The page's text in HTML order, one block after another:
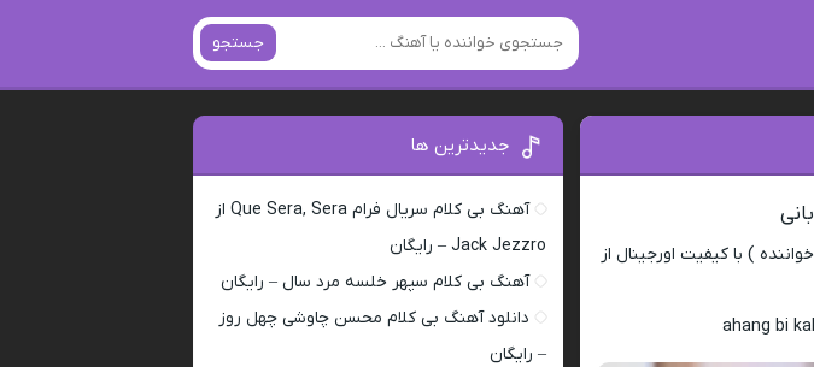
جستجو
) با کیفیت اورجینال از
ahang bi
جدیدترین ها
آهنگ بی کلام سریال فرام Que Sera, Sera از
Jack Jezzro – رایگان
آهنگ بی کلام سپهر خلسه مرد سال – رایگان
دانلود آهنگ بی کلام محسن چاوشی چهل روز
– رایگان